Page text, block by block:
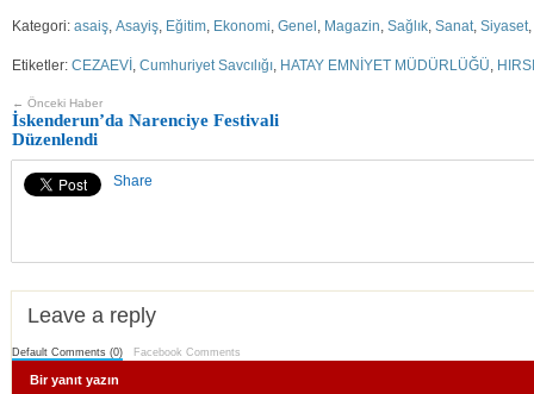
Kategori: asaiş, Asayiş, Eğitim, Ekonomi, Genel , Magazin, Sağlık, Sanat, Siyaset,
Etiketler: CEZAEVİ , Cumhuriyet Savcılığı, HATAY EMNİYET MÜDÜRLÜĞÜ,
← Önceki Haber
İskenderun’da Narenciye Festivali
Düzenlendi
Share
Leave a reply
Default Comments (0) Facebook Comments
Bir yanıt yazın